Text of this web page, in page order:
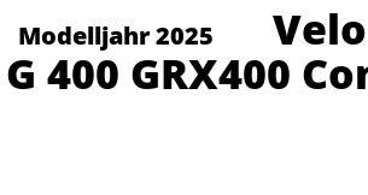
Modelljahr 2025
G 400 GRX400